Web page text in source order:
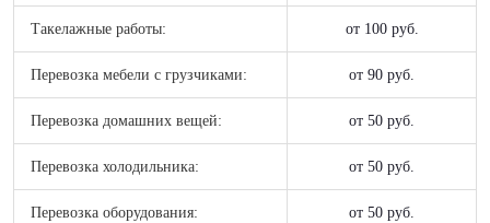
Такелажные работы: от 100 руб.
Перевозка мебели с грузчиками: от 90 руб.
Перевозка домашних вещей: от 50 руб.
Перевозка холодильника: от 50 руб.
Перевозка оборудования: от 50 руб.